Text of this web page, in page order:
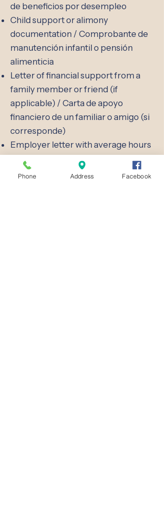
de beneficios por desempleo
Child support or alimony
documentation / Comprobante de
manutención infantil o pensión
alimenticia
Letter of financial support from a
family member or friend (if
applicable) / Carta de apoyo
financiero de un familiar o amigo (si
corresponde)
Employer letter with average hours
and pay rates, signed by employer /
Carta del empleador con horas
Phone Address Facebook